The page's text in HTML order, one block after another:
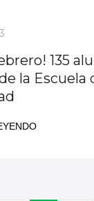
135
la Escuela